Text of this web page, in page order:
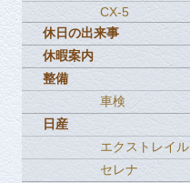
CX-5
休日の出来事
休暇案内
整備
車検
日産
エクストレイル
セレナ